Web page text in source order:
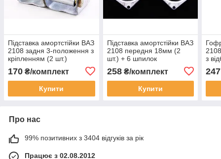
Підставка амортстійки ВАЗ
2108 задня 3-положення з
кріпленням (2 шт.)
170 ₴/комплект
Купити
Підставка амортстійки ВАЗ
2108 передня 18мм (2
шт.) + 6 шпилок
258₴/комплект
Купити
з
247
Про нас
99% позитивних з 3404 відгуків за рік
Працює з 02.08.2012